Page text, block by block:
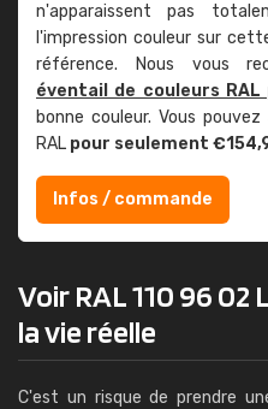
n'apparaissent pas
l'impression couleur sur
référence. Nous vous
éventail de couleurs RAL
bonne couleur. Vous
RAL pour seulement
Infos / commande
Voir RAL 110 96
la vie réelle
C'est un risque de prendre